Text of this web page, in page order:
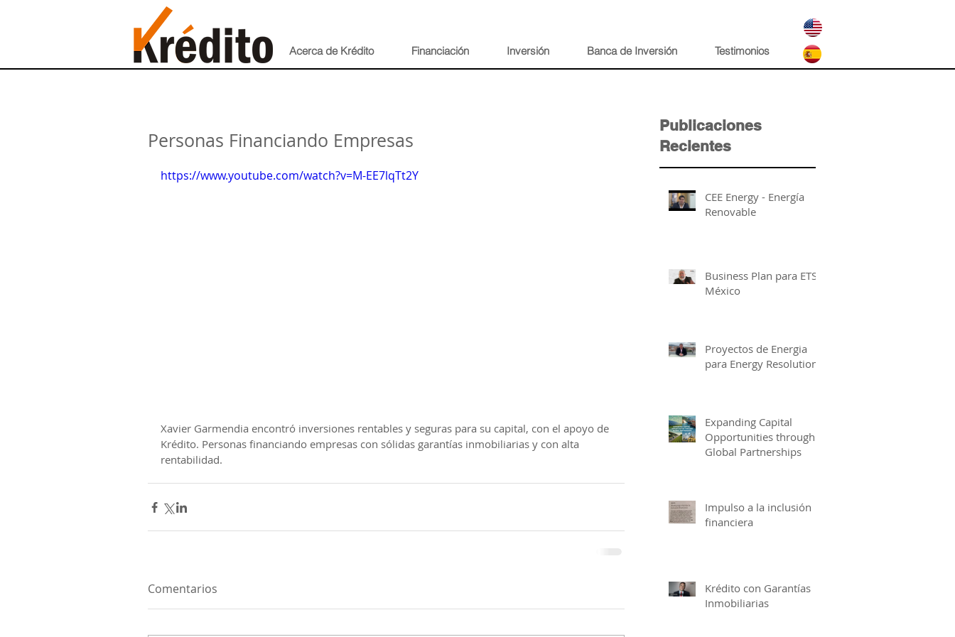
Acerca de Krédito Financiación Inversión Banca de Inversión Testimonios
Personas Financiando Empresas
https://www.youtube.com/watch?v=M-EE7lqTt2Y
Xavier Garmendia encontró inversiones rentables y seguras para su capital, con el apoyo de
Krédito. Personas financiando empresas con sólidas garantías inmobiliarias y con alta
rentabilidad.
Comentarios
Publicaciones
Recientes
CEE Energy - Energía
Renovable
Business Plan para ETSA
México
Proyectos de Energia
para Energy Resolutions
Expanding Capital
Opportunities through
Global Partnerships
Impulso a la inclusión
financiera
Krédito con Garantías
Inmobiliarias